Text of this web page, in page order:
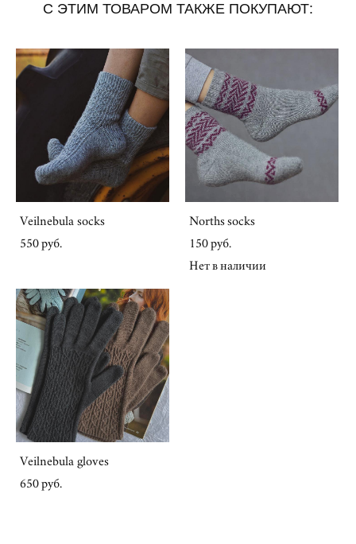
С ЭТИМ ТОВАРОМ ТАКЖЕ ПОКУПАЮТ:
Veilnebula socks
550 pуб.
Norths socks
150 pуб.
Нет в наличии
Veilnebula gloves
650 pуб.